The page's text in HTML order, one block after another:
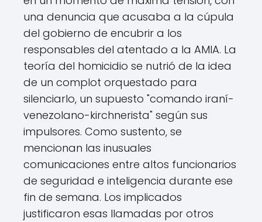
una denuncia que acusaba a la cúpula
del gobierno de encubrir a los
responsables del atentado a la AMIA. La
teoría del homicidio se nutrió de la idea
de un complot orquestado para
silenciarlo, un supuesto "comando iraní-
venezolano-kirchnerista" según sus
impulsores. Como sustento, se
mencionan las inusuales
comunicaciones entre altos funcionarios
de seguridad e inteligencia durante ese
fin de semana. Los implicados
justificaron esas llamadas por otros